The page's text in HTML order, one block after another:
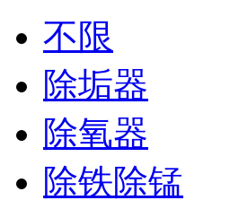
不限
除垢器
除氧器
除铁除锰